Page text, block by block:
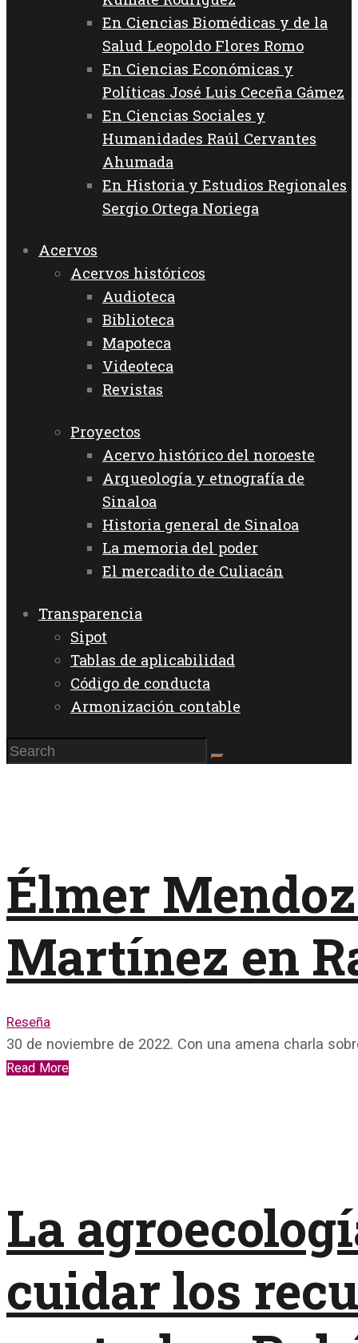
En Ciencias Biomédicas y de la
Salud Leopoldo Flores Romo
En Ciencias Económicas y
Políticas José Luis Ceceña Gámez
En Ciencias Sociales y
Humanidades Raúl Cervantes
Ahumada
En Historia y Estudios Regionales
Sergio Ortega Noriega
Acervos
Acervos históricos
Audioteca
Biblioteca
Mapoteca
Videoteca
Revistas
Proyectos
Acervo histórico del noroeste
Arqueología y etnografía de
Sinaloa
Historia general de Sinaloa
La memoria del poder
El mercadito de Culiacán
Transparencia
Sipot
Tablas de aplicabilidad
Código de conducta
Armonización contable
Élmer
Martínez en
Reseña
30 de noviembre de 2022. Con una amena charla
Read More
La
cuidar los